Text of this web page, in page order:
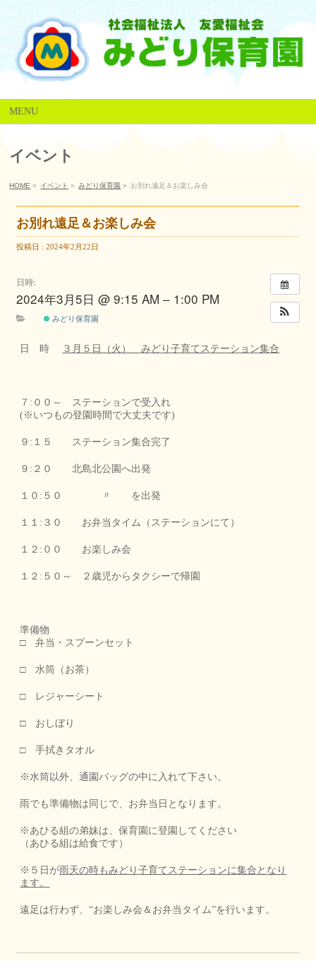
MENU
イベント
HOME » イベント » みどり保育園 » お別れ遠足＆お楽しみ会
お別れ遠足＆お楽しみ会
投稿日 : 2024年2月22日
日時:
2024年3月5日 @ 9:15 AM – 1:00 PM
みどり保育園
日 時 ３月５日（火） みどり子育てステーション集合
７:００～ ステーションで受入れ
(※いつもの登園時間で大丈夫です)
９:１５ ステーション集合完了
９:２０ 北島北公園へ出発
１０:５０ 〃 を出発
１１:３０ お弁当タイム（ステーションにて）
１２:００ お楽しみ会
１２:５０～ ２歳児からタクシーで帰園
準備物
□ 弁当・スプーンセット
□ 水筒（お茶）
□ レジャーシート
□ おしぼり
□ 手拭きタオル
※水筒以外、通園バッグの中に入れて下さい。
雨でも準備物は同じで、お弁当日となります。
※あひる組の弟妹は、保育園に登園してください
（あひる組は給食です）
※５日が雨天の時もみどり子育てステーションに集合となり
ます。
遠足は行わず、“お楽しみ会＆お弁当タイム”を行います。